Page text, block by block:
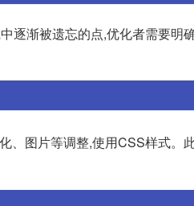
逐渐被遗忘的点,优化者需要明
、图片等调整,使用CSS样式。